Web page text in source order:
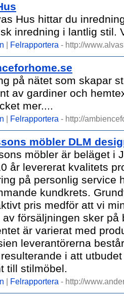
Hus hittar du
inredning i lantlig stil.
| Felrapportera - http://
på nätet som skapar
av gardiner och
mer....
| Felrapportera - http://
möbler DLM
möbler är beläget i
år levererat kvalitets
på personlig service
kundkrets.
pris medför att vi
av försäljningen sker
är varierat med
leverantörerna
i att
till stilmöbel.
| Felrapportera - http://